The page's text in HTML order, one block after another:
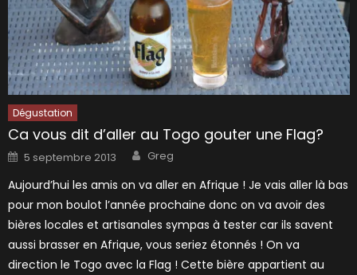
Dégustation
Ca vous dit d’aller au Togo gouter une Flag?
Posted
on
5 septembre 2013 Author
Greg
Aujourd’hui les amis on va aller en Afrique ! Je vais aller là bas
pour mon boulot l’année prochaine donc on va avoir des
bières locales et artisanales sympas à tester car ils savent
aussi brasser en Afrique, vous seriez étonnés ! On va
direction le Togo avec la Flag ! Cette bière appartient au